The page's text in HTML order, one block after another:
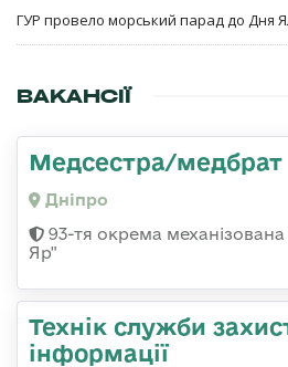
ГУР провело морський парад до Дня
ВАКАНСІЇ
Медсестра/медбрат
Дніпро
93-тя окрема
Яр"
Технік служби
інформації